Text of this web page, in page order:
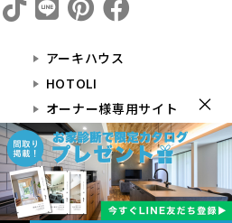
アーキハウス
HOTOLI
オーナー様専用サイト
福岡 All Rights Reserved.
×